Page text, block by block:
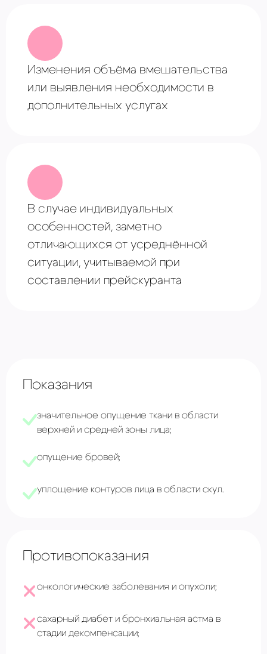
Изменения объёма вмешательства
или выявления необходимости в
дополнительных услугах
В случае ⁠индивидуальных
особенностей, заметно
отличающихся от усреднённой
ситуации, учитываемой при
составлении прейскуранта
Показания
значительное опущение ткани в области
верхней и средней зоны лица;
опущение бровей;
уплощение контуров лица в области скул.
Противопоказания
онкологические заболевания и опухоли;
сахарный диабет и бронхиальная астма в
стадии декомпенсации;